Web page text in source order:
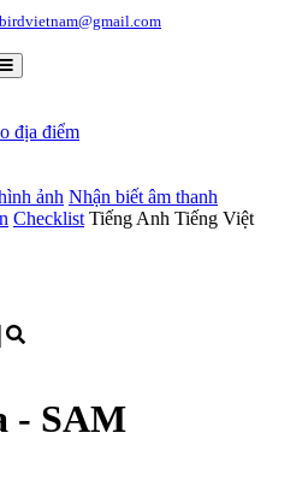
birdvietnam@gmail.com
địa điểm
ảnh Nhận biết âm thanh
Checklist Tiếng Anh Tiếng Việt
- SAM